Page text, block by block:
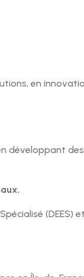
en
développant
,
(DEES)